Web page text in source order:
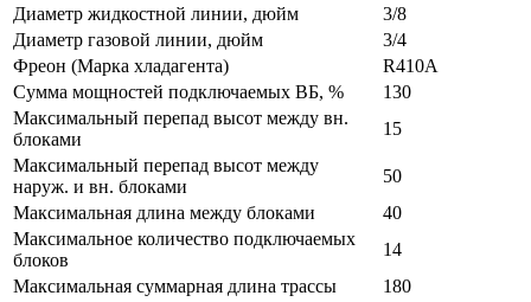
Диаметр жидкостной линии, дюйм
3/8
Диаметр газовой линии, дюйм
3/4
Фреон (Марка хладагента)
R410A
Сумма мощностей подключаемых ВБ, %
130
Максимальный перепад высот между вн.
блоками
15
Максимальный перепад высот между
наруж. и вн. блоками
50
Максимальная длина между блоками
40
Максимальное количество подключаемых
блоков
14
Максимальная суммарная длина трассы
180